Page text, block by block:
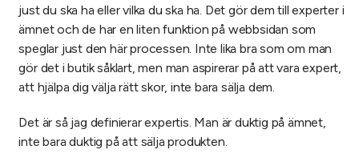
just du ska ha eller vilka du ska ha. Det gör dem till experter i
ämnet och de har en liten funktion på webbsidan som
speglar just den här processen. Inte lika bra som om man
gör det i butik såklart, men man aspirerar på att vara expert,
att hjälpa dig välja rätt skor, inte bara sälja dem.
Det är så jag definierar expertis. Man är duktig på ämnet,
inte bara duktig på att sälja produkten.